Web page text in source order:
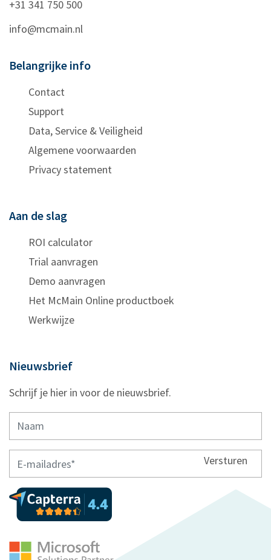
+31 341 750 500
info@mcmain.nl
Belangrijke info
Contact
Support
Data, Service & Veiligheid
Algemene voorwaarden
Privacy statement
Aan de slag
ROI calculator
Trial aanvragen
Demo aanvragen
Het McMain Online productboek
Werkwijze
Nieuwsbrief
Schrijf je hier in voor de nieuwsbrief.
Versturen